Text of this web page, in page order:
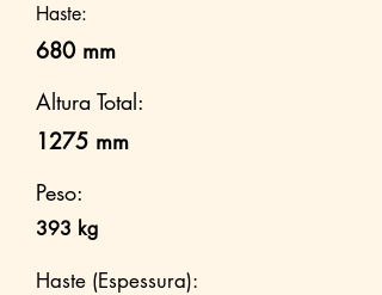
Haste:
680 mm
Altura Total:
1275 mm
Peso:
393 kg
Haste (Espessura):